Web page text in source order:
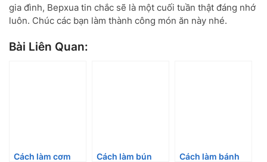
gia đình, Bepxua tin chắc sẽ là một cuối tuần thật đáng nhớ
luôn. Chúc các bạn làm thành công món ăn này nhé.
Bài Liên Quan:
Cách làm cơm
Cách làm bún
Cách làm bánh